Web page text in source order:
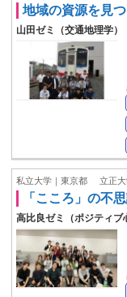
地域の資源を見
山田ゼミ（交通地理学）
私立大学｜東京都 立正
「こころ」の不
高比良ゼミ（ポジティブ